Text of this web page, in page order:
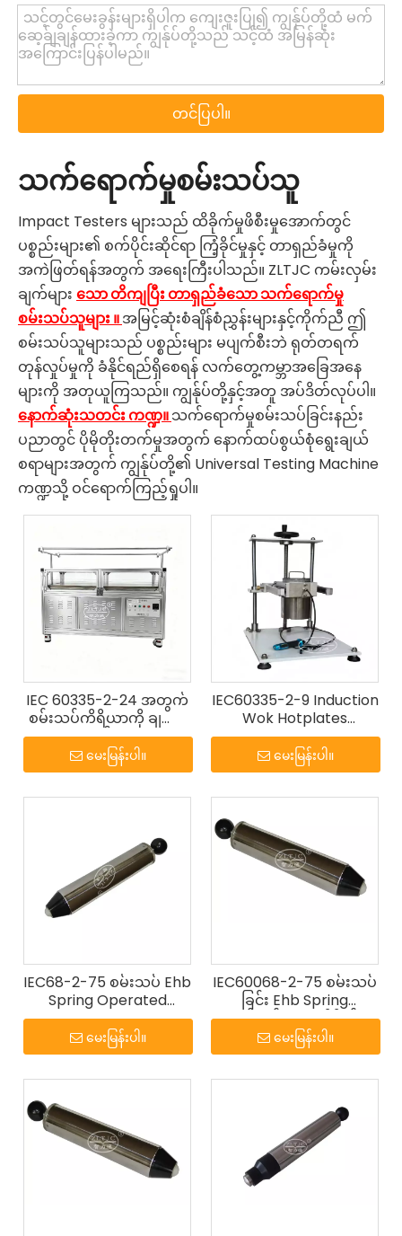
တင်ပြပါ။
သက်ရောက်မှုစမ်းသပ်သူ
Impact Testers များသည် ထိခိုက်မှုဖိစီးမှုအောက်တွင်
ပစ္စည်းများ၏ စက်ပိုင်းဆိုင်ရာ ကြံ့ခိုင်မှုနှင့် တာရှည်ခံမှုကို
အကဲဖြတ်ရန်အတွက် အရေးကြီးပါသည်။ ZLTJC ကမ်းလှမ်း
ချက်များ သော တိကျပြီး တာရှည်ခံသော သက်ရောက်မှု
စမ်းသပ်သူများ ။အမြင့်ဆုံးစံချိန်စံညွှန်းများနှင့်ကိုက်ညီ ဤ
စမ်းသပ်သူများသည် ပစ္စည်းများ မပျက်စီးဘဲ ရုတ်တရက်
တုန်လှုပ်မှုကို ခံနိုင်ရည်ရှိစေရန် လက်တွေ့ကမ္ဘာအခြေအနေ
များကို အတုယူကြသည်။ ကျွန်ုပ်တို့နှင့်အတူ အပ်ဒိတ်လုပ်ပါ။
နောက်ဆုံးသတင်း ကဏ္ဍ။သက်ရောက်မှုစမ်းသပ်ခြင်းနည်း
ပညာတွင် ပိုမိုတိုးတက်မှုအတွက် နောက်ထပ်စွယ်စုံရွေးချယ်
စရာများအတွက် ကျွန်ုပ်တို့၏ Universal Testing Machine
ကဏ္ဍသို့ ဝင်ရောက်ကြည့်ရှုပါ။
IEC 60335-2-24 အတွက်
စမ်းသပ်ကိရိယာကို ချပေး
ပါ။
မေးမြန်းပါ။
IEC60335-2-9 Induction
Wok Hotplates
Mechanical Strength
Test ကိရိယာ
မေးမြန်းပါ။
IEC68-2-75 စမ်းသပ် Ehb
Spring Operated
Impact Hammer
မေးမြန်းပါ။
IEC60068-2-75 စမ်းသပ်
ခြင်း Ehb Spring
လည်ပတ်သော ထိခိုက်မှု
စမ်းသပ်ကိရိယာ၏ Spring
Hammer
မေးမြန်းပါ။